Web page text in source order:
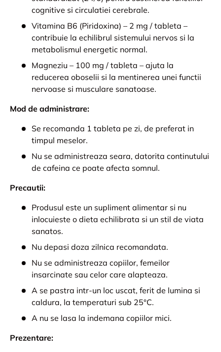
cognitive si circulatiei cerebrale.
Vitamina B6 (Piridoxina) – 2 mg / tableta –
contribuie la echilibrul sistemului nervos si la
metabolismul energetic normal.
Magneziu – 100 mg / tableta – ajuta la
reducerea oboselii si la mentinerea unei functii
nervoase si musculare sanatoase.
Mod de administrare:
Se recomanda 1 tableta pe zi, de preferat in
timpul meselor.
Nu se administreaza seara, datorita continutului
de cafeina ce poate afecta somnul.
Precautii:
Produsul este un supliment alimentar si nu
inlocuieste o dieta echilibrata si un stil de viata
sanatos.
Nu depasi doza zilnica recomandata.
Nu se administreaza copiilor, femeilor
insarcinate sau celor care alapteaza.
A se pastra intr-un loc uscat, ferit de lumina si
caldura, la temperaturi sub 25°C.
A nu se lasa la indemana copiilor mici.
Prezentare: